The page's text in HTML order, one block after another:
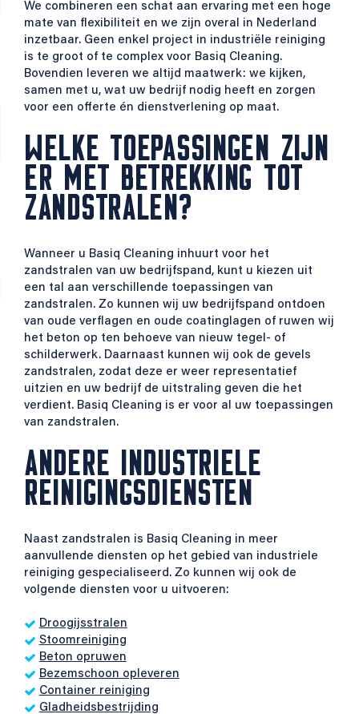
We combineren een schat aan ervaring met een hoge
mate van flexibiliteit en we zijn overal in Nederland
inzetbaar. Geen enkel project in industriële reiniging
is te groot of te complex voor Basiq Cleaning.
Bovendien leveren we altijd maatwerk: we kijken,
samen met u, wat uw bedrijf nodig heeft en zorgen
voor een offerte én dienstverlening op maat.
WELKE TOEPASSINGEN ZIJN
ER MET BETREKKING TOT
ZANDSTRALEN?
Wanneer u Basiq Cleaning inhuurt voor het
zandstralen van uw bedrijfspand, kunt u kiezen uit
een tal aan verschillende toepassingen van
zandstralen. Zo kunnen wij uw bedrijfspand ontdoen
van oude verflagen en oude coatinglagen of ruwen wij
het beton op ten behoeve van nieuw tegel- of
schilderwerk. Daarnaast kunnen wij ook de gevels
zandstralen, zodat deze er weer representatief
uitzien en uw bedrijf de uitstraling geven die het
verdient. Basiq Cleaning is er voor al uw toepassingen
van zandstralen.
ANDERE INDUSTRIELE
REINIGINGSDIENSTEN
Naast zandstralen is Basiq Cleaning in meer
aanvullende diensten op het gebied van industriele
reiniging gespecialiseerd. Zo kunnen wij ook de
volgende diensten voor u uitvoeren:
Droogijsstralen
Stoomreiniging
Beton opruwen
Bezemschoon opleveren
Container reiniging
Gladheidsbestrijding